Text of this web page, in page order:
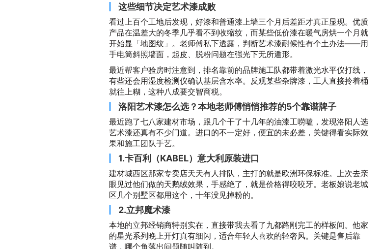
这些细节决定艺术漆成败
看过上百个工地后发现，好漆和普通漆上墙三个月后差距才真正显现。优质
产品在温差大的冬季几乎看不到收缩纹，而某些低价漆在暖气房烘一个月就
开始显「地图纹」。老师傅私下透露，判断艺术漆耐候性有个土办法——用
手电筒斜照墙面，起皮、脱粉问题在强光下无所遁形。
最近帮客户验房时注意到，排名靠前的品牌施工队都带着激光水平仪打线，
有些还会用湿度检测仪确认基层含水率。反观某些杂牌漆，工人直接拎着桶
就往上糊，这种八成要交智商税。
洛阳艺术漆怎么选？本地老师傅悄悄推荐的5个靠谱牌子
最近跑了七八家建材市场，跟几个干了十几年的油漆工唠嗑，发现洛阳人选
艺术漆还真有不少门道。进口的不一定好，便宜的未必差，关键得看实际效
果和施工团队手艺。
1.卡百利（KABEL）意大利原装进口
建材城西区那家专卖店天天有人排队，主打的就是欧洲环保标准。上次去亲
眼见过他们做的天鹅绒效果，手感绝了，就是价格得咬咬牙。老板娘说老城
区几个别墅区都用这个，十年没见掉粉的。
2.立邦魔术漆
本地的立邦经销商特别实在，直接带我去看了九都路刚完工的样板间。他家
的星光系列晚上开灯真有细闪，适合年轻人喜欢的轻奢风。关键是售后靠
谱，哪个角落出问题随叫随到。